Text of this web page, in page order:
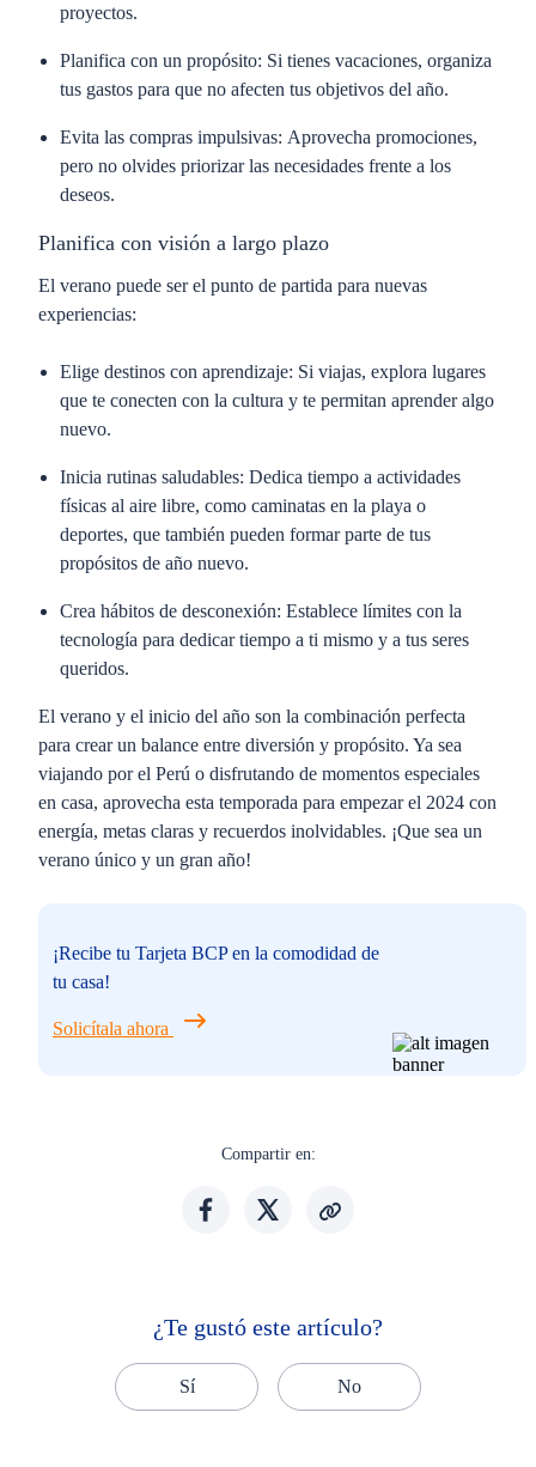
proyectos.
Planifica con un propósito: Si tienes vacaciones, organiza
tus gastos para que no afecten tus objetivos del año.
Evita las compras impulsivas: Aprovecha promociones,
pero no olvides priorizar las necesidades frente a los
deseos.
Planifica con visión a largo plazo
El verano puede ser el punto de partida para nuevas
experiencias:
Elige destinos con aprendizaje: Si viajas, explora lugares
que te conecten con la cultura y te permitan aprender algo
nuevo.
Inicia rutinas saludables: Dedica tiempo a actividades
físicas al aire libre, como caminatas en la playa o
deportes, que también pueden formar parte de tus
propósitos de año nuevo.
Crea hábitos de desconexión: Establece límites con la
tecnología para dedicar tiempo a ti mismo y a tus seres
queridos.
El verano y el inicio del año son la combinación perfecta
para crear un balance entre diversión y propósito. Ya sea
viajando por el Perú o disfrutando de momentos especiales
en casa, aprovecha esta temporada para empezar el 2024 con
energía, metas claras y recuerdos inolvidables. ¡Que sea un
verano único y un gran año!
¡Recibe tu Tarjeta BCP en la comodidad de
tu casa!
Solicítala ahora
Compartir en:
¿Te gustó este artículo?
Sí No